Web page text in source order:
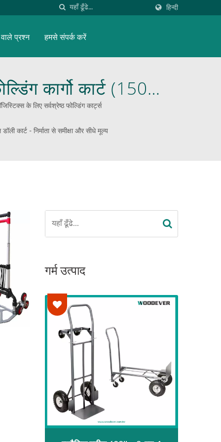
हिन्दी
प्रश्न हमसे संपर्क करें
कार्गो कार्ट (150
सामग्री हैंडलिंग
के लिए सर्वश्रेष्ठ फोल्डिंग कार्ट्स
कार्ट - निर्माता से समीक्षा और सीधे मूल्य
गर्म उत्पाद